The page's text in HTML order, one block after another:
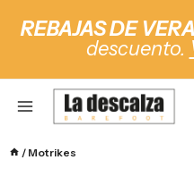
REBAJAS DE
descuento.
/ Motrikes